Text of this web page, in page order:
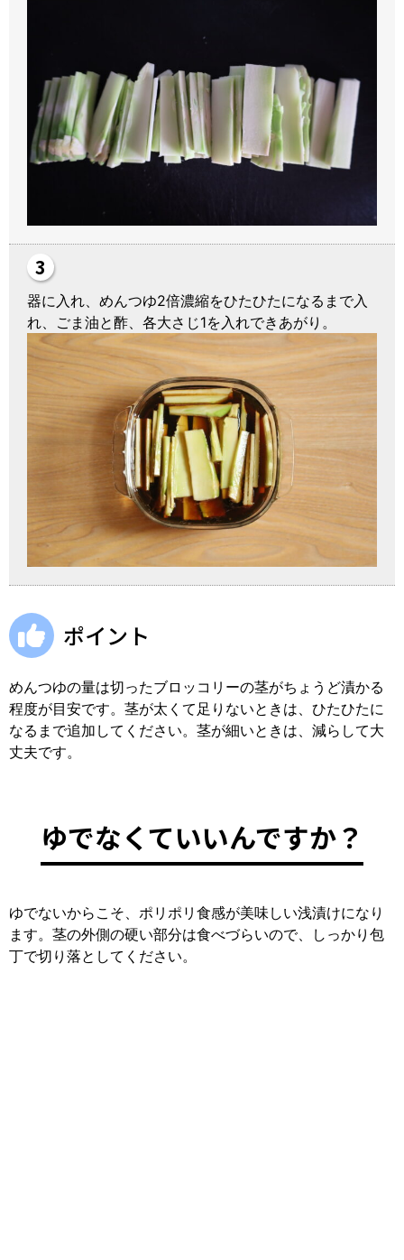
器に入れ、めんつゆ2倍濃縮をひたひたになるまで入
れ、ごま油と酢、各大さじ1を入れできあがり。
ポイント
めんつゆの量は切ったブロッコリーの茎がちょうど漬かる
程度が目安です。茎が太くて足りないときは、ひたひたに
なるまで追加してください。茎が細いときは、減らして大
丈夫です。
ゆでなくていいんですか？
ゆでないからこそ、ポリポリ食感が美味しい浅漬けになり
ます。茎の外側の硬い部分は食べづらいので、しっかり包
丁で切り落としてください。